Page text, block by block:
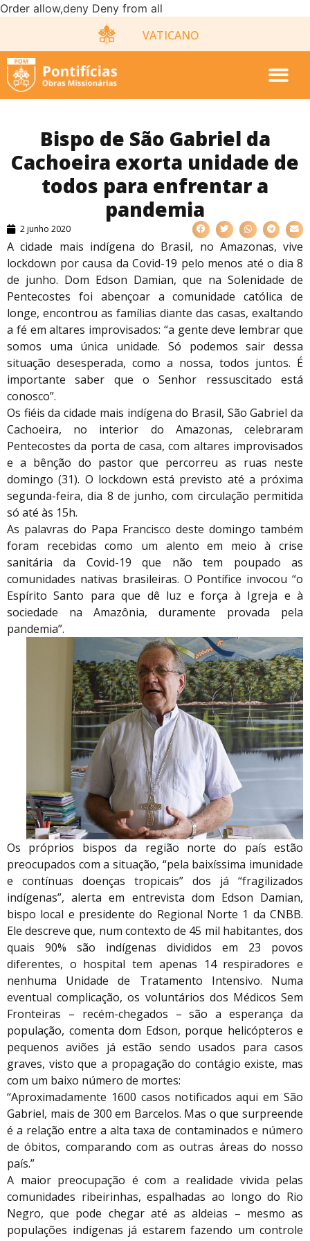
Order allow,deny Deny from all
VATICANO
Bispo de São Gabriel da
Cachoeira exorta unidade de
todos para enfrentar a
pandemia
2 junho 2020
A cidade mais indígena do Brasil, no Amazonas, vive
lockdown por causa da Covid-19 pelo menos até o dia 8
de junho. Dom Edson Damian, que na Solenidade de
Pentecostes foi abençoar a comunidade católica de
longe, encontrou as famílias diante das casas, exaltando
a fé em altares improvisados: “a gente deve lembrar que
somos uma única unidade. Só podemos sair dessa
situação desesperada, como a nossa, todos juntos. É
importante saber que o Senhor ressuscitado está
conosco”.
Os fiéis da cidade mais indígena do Brasil, São Gabriel da
Cachoeira, no interior do Amazonas, celebraram
Pentecostes da porta de casa, com altares improvisados
e a bênção do pastor que percorreu as ruas neste
domingo (31). O lockdown está previsto até a próxima
segunda-feira, dia 8 de junho, com circulação permitida
só até às 15h.
As palavras do Papa Francisco deste domingo também
foram recebidas como um alento em meio à crise
sanitária da Covid-19 que não tem poupado as
comunidades nativas brasileiras. O Pontífice invocou “o
Espírito Santo para que dê luz e força à Igreja e à
sociedade na Amazônia, duramente provada pela
pandemia”.
Os próprios bispos da região norte do país estão
preocupados com a situação, “pela baixíssima imunidade
e contínuas doenças tropicais” dos já “fragilizados
indígenas”, alerta em entrevista dom Edson Damian,
bispo local e presidente do Regional Norte 1 da CNBB.
Ele descreve que, num contexto de 45 mil habitantes, dos
quais 90% são indígenas divididos em 23 povos
diferentes, o hospital tem apenas 14 respiradores e
nenhuma Unidade de Tratamento Intensivo. Numa
eventual complicação, os voluntários dos Médicos Sem
Fronteiras – recém-chegados – são a esperança da
população, comenta dom Edson, porque helicópteros e
pequenos aviões já estão sendo usados para casos
graves, visto que a propagação do contágio existe, mas
com um baixo número de mortes:
“Aproximadamente 1600 casos notificados aqui em São
Gabriel, mais de 300 em Barcelos. Mas o que surpreende
é a relação entre a alta taxa de contaminados e número
de óbitos, comparando com as outras áreas do nosso
país.”
A maior preocupação é com a realidade vivida pelas
comunidades ribeirinhas, espalhadas ao longo do Rio
Negro, que pode chegar até as aldeias – mesmo as
populações indígenas já estarem fazendo um controle